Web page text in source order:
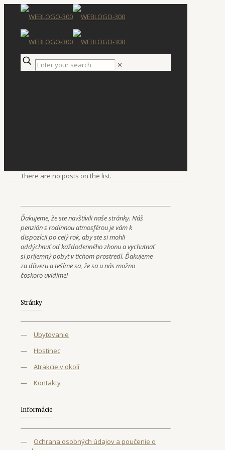
✕
There are no posts on the list.
Ďakujeme, že ste navštívili naše stránky. Náš
penzión s rodinnou atmosférou je vám k
dispozícii po celý rok, aby ste si mohli
oddýchnuť od každodenného zhonu a vychutnať
si príjemný pobyt v tichom prostredí. Ďakujeme
za dôveru a tešíme sa, že sa u nás možno
čoskoro uvidíme!
Stránky
—
Ubytovanie
—
Hostinec
—
Atrakcie v okolí
—
Kontakty
Informácie
—
Ochrana osobných údajov a poučenie o